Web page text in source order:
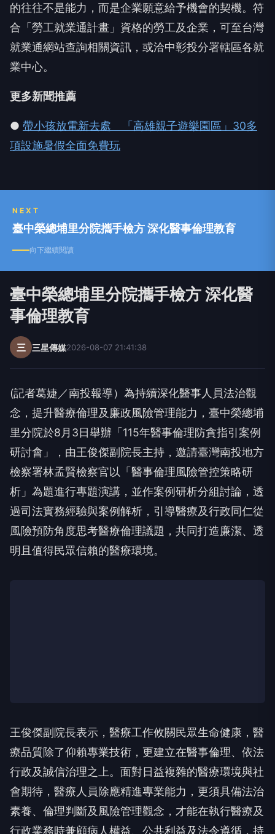
的往往不是能力，而是企業願意給予機會的契機。符
合「勞工就業通計畫」資格的勞工及企業，可至台灣
就業通網站查詢相關資訊，或洽中彰投分署轄區各就
業中心。
更多新聞推薦
● 帶小孩放電新去處 「高雄親子遊樂園區」30多
項設施暑假全面免費玩
NEXT
臺中榮總埔里分院攜手檢方 深化醫事倫理教育
向下繼續閱讀
臺中榮總埔里分院攜手檢方 深化醫
事倫理教育
三 三星傳媒2026-08-07 21:41:38
(記者葛婕／南投報導）為持續深化醫事人員法治觀
念，提升醫療倫理及廉政風險管理能力，臺中榮總埔
里分院於8月3日舉辦「115年醫事倫理防貪指引案例
研討會」，由王俊傑副院長主持，邀請臺灣南投地方
檢察署林孟賢檢察官以「醫事倫理風險管控策略研
析」為題進行專題演講，並作案例研析分組討論，透
過司法實務經驗與案例解析，引導醫療及行政同仁從
風險預防角度思考醫療倫理議題，共同打造廉潔、透
明且值得民眾信賴的醫療環境。
王俊傑副院長表示，醫療工作攸關民眾生命健康，醫
療品質除了仰賴專業技術，更建立在醫事倫理、依法
行政及誠信治理之上。面對日益複雜的醫療環境與社
會期待，醫療人員除應精進專業能力，更須具備法治
素養、倫理判斷及風險管理觀念，才能在執行醫療及
行政業務時兼顧病人權益、公共利益及法令遵循，持